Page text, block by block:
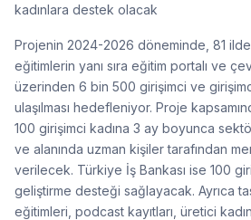
kadınlara destek olacak
Projenin 2024-2026 döneminde, 81
eğitimlerin yanı sıra eğitim portalı ve
üzerinden 6 bin 500 girişimci ve
ulaşılması hedefleniyor. Proje
100 girişimci kadına 3 ay boyunca
ve alanında uzman kişiler tarafından
verilecek. Türkiye İş Bankası ise 100
geliştirme desteği sağlayacak. Ayrıca
eğitimleri, podcast kayıtları, üretici